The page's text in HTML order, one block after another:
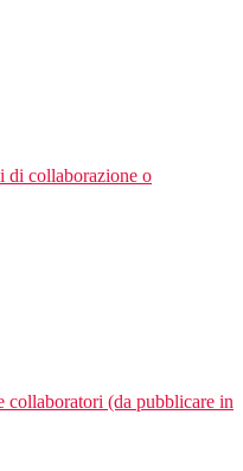
di collaborazione o
collaboratori (da pubblicare in